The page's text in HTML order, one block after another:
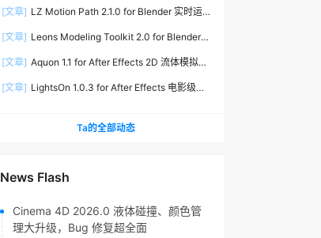
[文章] LZ Motion Path 2.1.0 for Blender 实时运
[文章] Leons Modeling Toolkit 2.0 for Blender
[文章] Aquon 1.1 for After Effects 2D 流体模拟插
[文章] LightsOn 1.0.3 for After Effects 电影级镜
Ta的全部动态
News Flash
Cinema 4D 2026.0 液体碰撞、颜色管
理大升级，Bug 修复超全面